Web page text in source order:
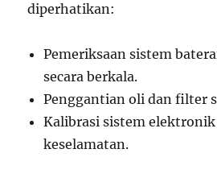
diperhatikan:
Pemeriksaan sistem
secara berkala.
Penggantian oli dan filter
Kalibrasi sistem elektronik
keselamatan.